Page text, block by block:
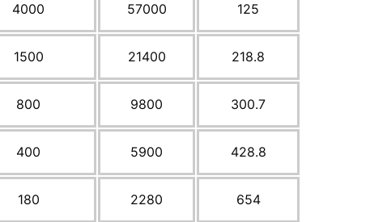
4000 57000 125
1500 21400 218.8
800 9800 300.7
400 5900 428.8
180 2280 654